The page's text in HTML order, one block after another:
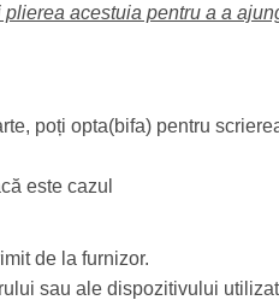
acestuia pentru a a
poți opta(bifa) pentru
este cazul
de la furnizor.
sau ale dispozitivului